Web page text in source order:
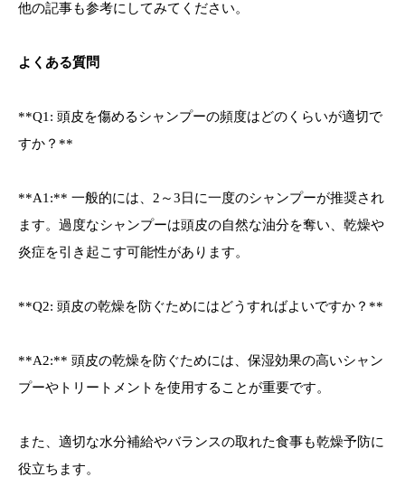
他の記事も参考にしてみてください。
よくある質問
**Q1: 頭皮を傷めるシャンプーの頻度はどのくらいが適切で
すか？**
**A1:** 一般的には、2～3日に一度のシャンプーが推奨され
ます。過度なシャンプーは頭皮の自然な油分を奪い、乾燥や
炎症を引き起こす可能性があります。
**Q2: 頭皮の乾燥を防ぐためにはどうすればよいですか？**
**A2:** 頭皮の乾燥を防ぐためには、保湿効果の高いシャン
プーやトリートメントを使用することが重要です。
また、適切な水分補給やバランスの取れた食事も乾燥予防に
役立ちます。